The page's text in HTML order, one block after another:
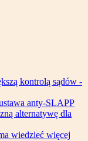
kontrolą sądów -
anty-SLAPP
alternatywę dla
wiedzieć więcej